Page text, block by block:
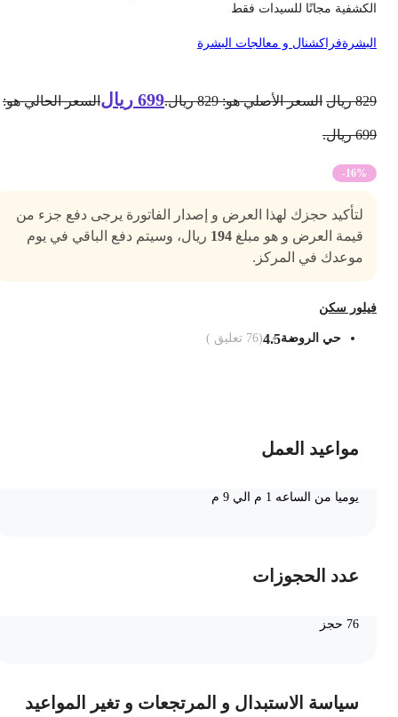
مجانًا للسيدات فقط
فراكشنال و معالجات البشرة
ريال السعر الأصلي هو: 829 ريال. 699 ريال السعر الحالي هو:
-16%
لتأكيد حجزك لهذا العرض و إصدار الفاتورة يرجى دفع جزء من
قيمة العرض و هو مبلغ194 ريال، وسيتم دفع الباقي في يوم
موعدك في المركز.
سكن
حي الروضة 4.5
(
76تعليق )
مواعيد العمل
يوميا من الساعه 1 م الي 9 م
عدد الحجوزات
سياسة الاستبدال و المرتجعات و تغير المواعيد